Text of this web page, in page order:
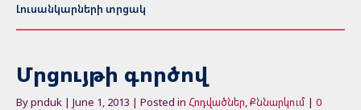
Լուսանկարների տրցակ
Մրցույթի գործով
By pnduk | June 1, 2013 | Posted in Հոդվածներ,Քննարկում | 0